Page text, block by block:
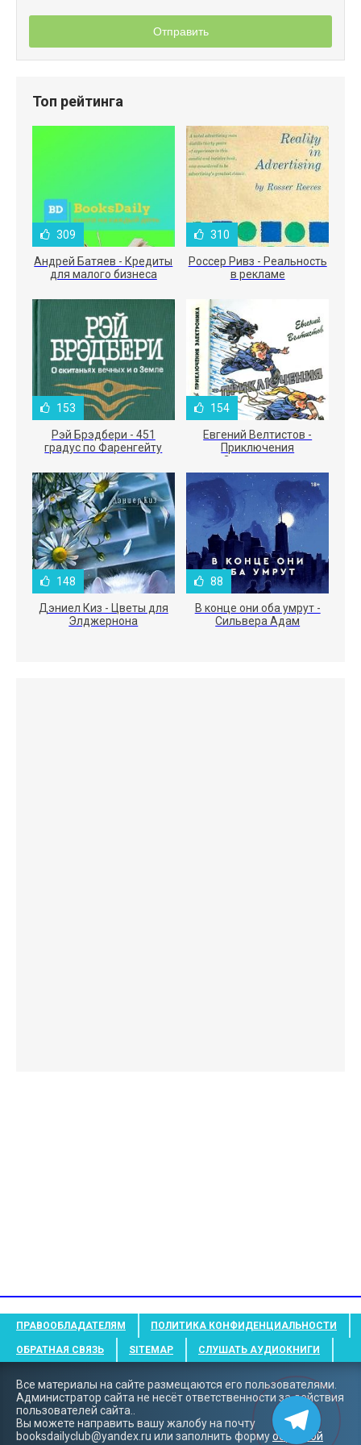
Отправить
Топ рейтинга
309
Андрей Батяев - Кредиты
для малого бизнеса
310
Россер Ривз - Реальность
в рекламе
153
Рэй Брэдбери - 451
градус по Фаренгейту
154
Евгений Велтистов -
Приключения
Электроника
148
Дэниел Киз - Цветы для
Элджернона
88
В конце они оба умрут -
Сильвера Адам
ПРАВООБЛАДАТЕЛЯМ ПОЛИТИКА КОНФИДЕНЦИАЛЬНОСТИ
ОБРАТНАЯ СВЯЗЬ SITEMAP СЛУШАТЬ АУДИОКНИГИ
Все материалы на сайте размещаются его пользователями.
Администратор сайта не несёт ответственности за действия
пользователей сайта..
Вы можете направить вашу жалобу на почту
booksdailyclub@yandex.ru или заполнить формуобратной